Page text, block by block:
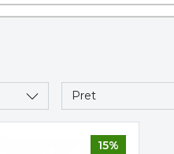
Pret
15%